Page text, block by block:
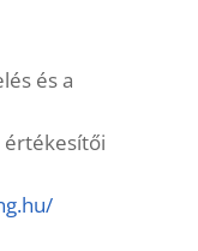
és a
értékesítői